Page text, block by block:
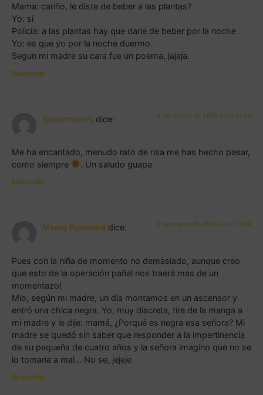
Mama: cariño, le diste de beber a las plantas?
Yo: si
Policia: a las plantas hay que darle de beber por la noche
Yo: es que yo por la noche duermo.
Segun mi madre su cara fue un poema, jajaja.
Responder
Supermamis dice: 9 de marzo de 2016 a las 11:59
Me ha encantado, menudo rato de risa me has hecho pasar,
como siempre
. Un saludo guapa
Responder
Mama Puñetera dice: 9 de marzo de 2016 a las 11:49
Pues con la niña de momento no demasiado, aunque creo
que esto de la operación pañal nos traerá mas de un
momentazo!
Mio, según mi madre, un día montamos en un ascensor y
entró una chica negra. Yo, muy discreta, tire de la manga a
mi madre y le dije: mamá, ¿Porqué es negra esa señora? Mi
madre se quedó sin saber que responder a la impertinencia
de su pequeña de cuatro años y la señora imagino que no se
lo tomaría a mal… No se, jejeje
Responder